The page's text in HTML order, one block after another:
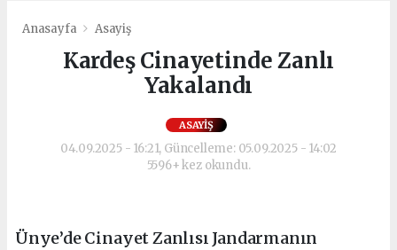
Anasayfa Asayiş
Kardeş Cinayetinde Zanlı
Yakalandı
ASAYIŞ
04.09.2025 - 16:21, Güncelleme: 05.09.2025 - 14:02
5596+ kez okundu.
Ünye’de Cinayet Zanlısı Jandarmanın